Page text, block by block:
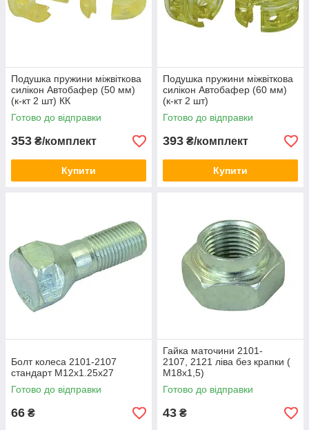
Подушка пружини міжвіткова
силікон Автобафер (50 мм)
(к-кт 2 шт) КК
Готово до відправки
353 ₴/комплект
Купити
Подушка пружини міжвіткова
силікон Автобафер (60 мм)
(к-кт 2 шт)
Готово до відправки
393 ₴/комплект
Купити
Болт колеса 2101-2107
стандарт М12х1.25х27
Готово до відправки
66 ₴
Гайка маточини 2101-
2107, 2121 ліва без крапки (
М18х1,5)
Готово до відправки
43 ₴